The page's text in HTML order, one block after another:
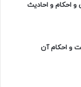
و احکام و احادیث
و احکام آن